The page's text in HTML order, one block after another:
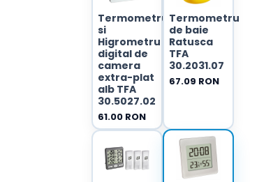
Termometru
si
Higrometru
digital de
camera
extra-plat
alb TFA
30.5027.02
61.00 RON
Termometru
de baie
Ratusca
TFA
30.2031.07
67.09 RON